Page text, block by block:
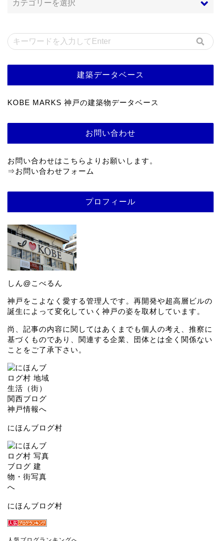
建築データベース
KOBE MARKS 神戸の建築物データベース
お問い合わせ
お問い合わせはこちらよりお願いします。
⇒お問い合わせフォーム
プロフィール
しん@こべるん
神戸をこよなく愛する管理人です。再開発や超高層ビルの
誕生によって変化していく神戸の姿を取材しています。
尚、記事の内容に関してはあくまでも個人の考え、推察に
基づくものであり、関連する企業、団体とは全く関係ない
ことをご了承下さい。
にほんブログ村
にほんブログ村